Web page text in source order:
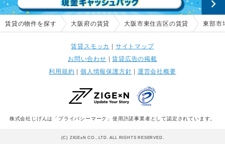
賃貸の物件を探す 大阪府の賃貸 大阪市東住吉区の賃貸 東部市
賃貸スモッカ | サイトマップ
お問い合わせ |賃貸広告の掲載
利用規約 | 個人情報保護方針 | 運営会社概要
株式会社じげんは「プライバシーマーク」使用許諾事業者として認定されています。
(C) ZIGExN CO., LTD. ALL RIGHTS RESERVED.